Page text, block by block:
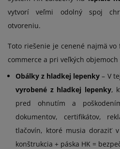
vytvorí veľmi odolný spoj
otvoreniu.
Toto riešenie je cenené najmä
commerce a pri veľkých objemoch
Obálky z hladkej lepenky – V
vyrobené z hladkej lepenky,
pred ohnutím a
dokumentov, certifikátov,
tlačovín, ktoré musia doraziť
konštrukcia + páska HK =